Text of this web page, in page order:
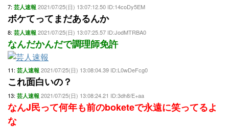
7: 芸人速報 2021/07/25(日) 13:07:12.50 ID:14coDy5EM
ボケてってまだあるんか
8: 芸人速報 2021/07/25(日) 13:07:25.57 ID:JodMTRBA0
なんだかんだで調理師免許
11: 芸人速報 2021/07/25(日) 13:08:04.39 ID:L0wDeFcg0
これ面白いの？
13: 芸人速報 2021/07/25(日) 13:08:24.21 ID:3dh8/E+aa
なんJ民って何年も前のboketeで永遠に笑ってるよ
な